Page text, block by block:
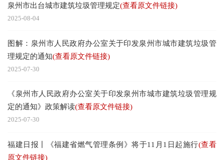
泉州市出台城市建筑垃圾管理规定(查看原文件链接)
2025-08-04
图解：泉州市人民政府办公室关于印发泉州市城市建筑垃圾管
理规定的通知(查看原文件链接)
2025-07-30
《泉州市人民政府办公室关于印发泉州市城市建筑垃圾管理规
定的通知》政策解读(查看原文件链接)
2025-07-30
福建日报丨《福建省燃气管理条例》将于11月1日起施行(查看
原文件链接)